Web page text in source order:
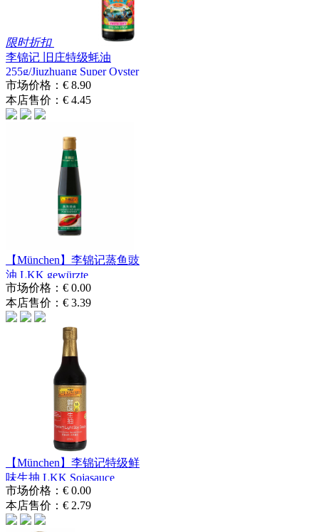
限时折扣
李锦记 旧庄特级蚝油
255g/Jiuzhuang Super Oyster
S...
市场价格： € 8.90
本店售价： € 4.45
【München】李锦记蒸鱼豉
油 LKK gewürzte
Sojasauce...
市场价格： € 0.00
本店售价： € 3.39
【München】李锦记特级鲜
味生抽 LKK Sojasauce
Premiu...
市场价格： € 0.00
本店售价： € 2.79